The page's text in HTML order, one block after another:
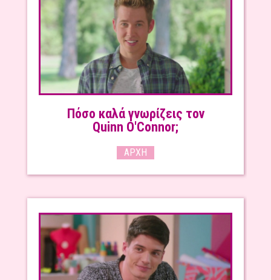
Πόσο καλά γνωρίζεις τον
Quinn O'Connor;
ΑΡΧΉ